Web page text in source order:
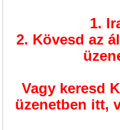
1.
2. Kövesd az
Vagy keresd
üzenetben itt,